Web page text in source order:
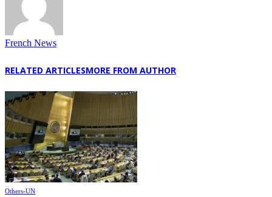
French News
RELATED ARTICLESMORE FROM AUTHOR
Others-UN